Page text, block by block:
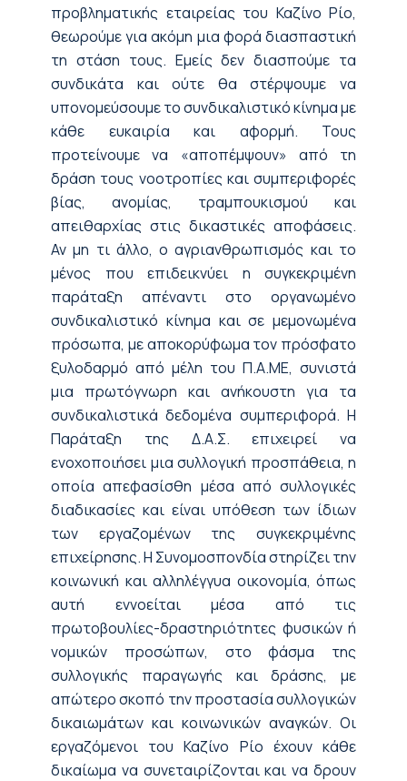
προβληματικής εταιρείας του Καζίνο Ρίο,
θεωρούμε για ακόμη μια φορά διασπαστική
τη στάση τους. Εμείς δεν διασπούμε τα
συνδικάτα και ούτε θα στέρψουμε να
υπονομεύσουμε το συνδικαλιστικό κίνημα με
κάθε ευκαιρία και αφορμή. Τους
προτείνουμε να «αποπέμψουν» από τη
δράση τους νοοτροπίες και συμπεριφορές
βίας, ανομίας, τραμπουκισμού και
απειθαρχίας στις δικαστικές αποφάσεις.
Αν μη τι άλλο, ο αγριανθρωπισμός και το
μένος που επιδεικνύει η συγκεκριμένη
παράταξη απέναντι στο οργανωμένο
συνδικαλιστικό κίνημα και σε μεμονωμένα
πρόσωπα, με αποκορύφωμα τον πρόσφατο
ξυλοδαρμό από μέλη του Π.Α.ΜΕ, συνιστά
μια πρωτόγνωρη και ανήκουστη για τα
συνδικαλιστικά δεδομένα συμπεριφορά. Η
Παράταξη της Δ.Α.Σ. επιχειρεί να
ενοχοποιήσει μια συλλογική προσπάθεια, η
οποία απεφασίσθη μέσα από συλλογικές
διαδικασίες και είναι υπόθεση των ίδιων
των εργαζομένων της συγκεκριμένης
επιχείρησης. Η Συνομοσπονδία στηρίζει την
κοινωνική και αλληλέγγυα οικονομία, όπως
αυτή εννοείται μέσα από τις
πρωτοβουλίες-δραστηριότητες φυσικών ή
νομικών προσώπων, στο φάσμα της
συλλογικής παραγωγής και δράσης, με
απώτερο σκοπό την προστασία συλλογικών
δικαιωμάτων και κοινωνικών αναγκών. Οι
εργαζόμενοι του Καζίνο Ρίο έχουν κάθε
δικαίωμα να συνεταιρίζονται και να δρουν